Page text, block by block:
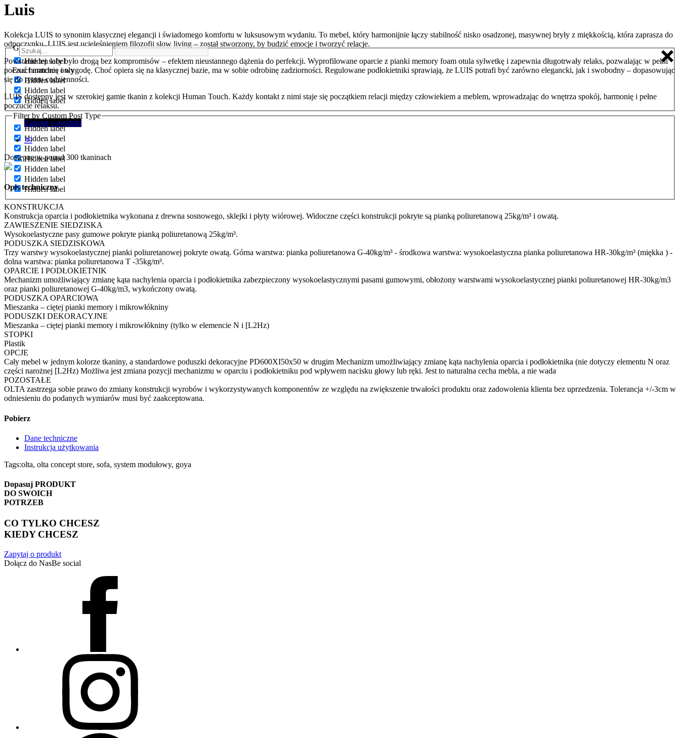
Generic filters
Hidden label
Exact matches only
Hidden label
Hidden label
Hidden label
Filter by Custom Post Type
Hidden label
Hidden label
Hidden label
Hidden label
Hidden label
Hidden label
Hidden label
Luis
Kolekcja LUIS to synonim klasycznej elegancji i świadomego komfortu w luksusowym wydaniu. To mebel, który harmonijnie łączy stabilność nisko osadzonej, masywnej bryły z miękkością, która zaprasza do
odpoczynku. LUIS jest ucieleśnieniem filozofii slow living – został stworzony, by budzić emocje i tworzyć relacje.
Powstanie tej sofy było drogą bez kompromisów – efektem nieustannego dążenia do perfekcji. Wyprofilowane oparcie z pianki memory foam otula sylwetkę i zapewnia długotrwały relaks, pozwalając w pełni
poczuć harmonię i wygodę. Choć opiera się na klasycznej bazie, ma w sobie odrobinę zadziorności. Regulowane podłokietniki sprawiają, że LUIS potrafi być zarówno elegancki, jak i swobodny – dopasowując
się do rytmu codzienności.
LUIS dostępny jest w szerokiej gamie tkanin z kolekcji Human Touch. Każdy kontakt z nimi staje się początkiem relacji między człowiekiem a meblem, wprowadzając do wnętrza spokój, harmonię i pełne
poczucie relaksu.
Zapytaj o produkt
39
Dostępne w ponad 300 tkaninach
Opis techniczny
KONSTRUKCJA
Konstrukcja oparcia i podłokietnika wykonana z drewna sosnowego, sklejki i płyty wiórowej. Widoczne części konstrukcji pokryte są pianką poliuretanową 25kg/m³ i owatą.
ZAWIESZENIE SIEDZISKA
Wysokoelastyczne pasy gumowe pokryte pianką poliuretanową 25kg/m³.
PODUSZKA SIEDZISKOWA
Trzy warstwy wysokoelastycznej pianki poliuretanowej pokryte owatą. Górna warstwa: pianka poliuretanowa G-40kg/m³ - środkowa warstwa: wysokoelastyczna pianka poliuretanowa HR-30kg/m³ (miękka ) -
dolna warstwa: pianka poliuretanowa T -35kg/m³.
OPARCIE I PODŁOKIETNIK
Mechanizm umożliwiający zmianę kąta nachylenia oparcia i podłokietnika zabezpieczony wysokoelastycznymi pasami gumowymi, obłożony warstwami wysokoelastycznej pianki poliuretanowej HR-30kg/m3
oraz pianki poliuretanowej G-40kg/m3, wykończony owatą.
PODUSZKA OPARCIOWA
Mieszanka – ciętej pianki memory i mikrowłókniny
PODUSZKI DEKORACYJNE
Mieszanka – ciętej pianki memory i mikrowłókniny (tylko w elemencie N i [L2Hz)
STOPKI
Plastik
OPCJE
Cały mebel w jednym kolorze tkaniny, a standardowe poduszki dekoracyjne PD600XI50x50 w drugim Mechanizm umożliwiający zmianę kąta nachylenia oparcia i podłokietnika (nie dotyczy elementu N oraz
części narożnej [L2Hz) Możliwa jest zmiana pozycji mechanizmu w oparciu i podłokietniku pod wpływem nacisku głowy lub ręki. Jest to naturalna cecha mebla, a nie wada
POZOSTAŁE
OLTA zastrzega sobie prawo do zmiany konstrukcji wyrobów i wykorzystywanych komponentów ze względu na zwiększenie trwałości produktu oraz zadowolenia klienta bez uprzedzenia. Tolerancja +/-3cm w
odniesieniu do podanych wymiarów musi być zaakceptowana.
Pobierz
Dane techniczne
Instrukcja użytkowania
Tags:olta, olta concept store, sofa, system modułowy, goya
Dopasuj PRODUKT
DO SWOICH
POTRZEB
CO TYLKO CHCESZ
KIEDY CHCESZ
Zapytaj o produkt
Dołącz do NasBe social